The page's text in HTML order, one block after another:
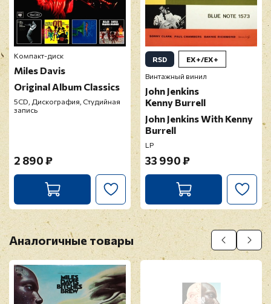
Компакт-диск
Miles Davis
Original Album Classics
5CD, Дискография, Студийная
запись
2 890 ₽
RSD
EX+/EX+
Винтажный винил
John Jenkins
Kenny Burrell
John Jenkins With Kenny
Burrell
LP
33 990 ₽
Аналогичные товары